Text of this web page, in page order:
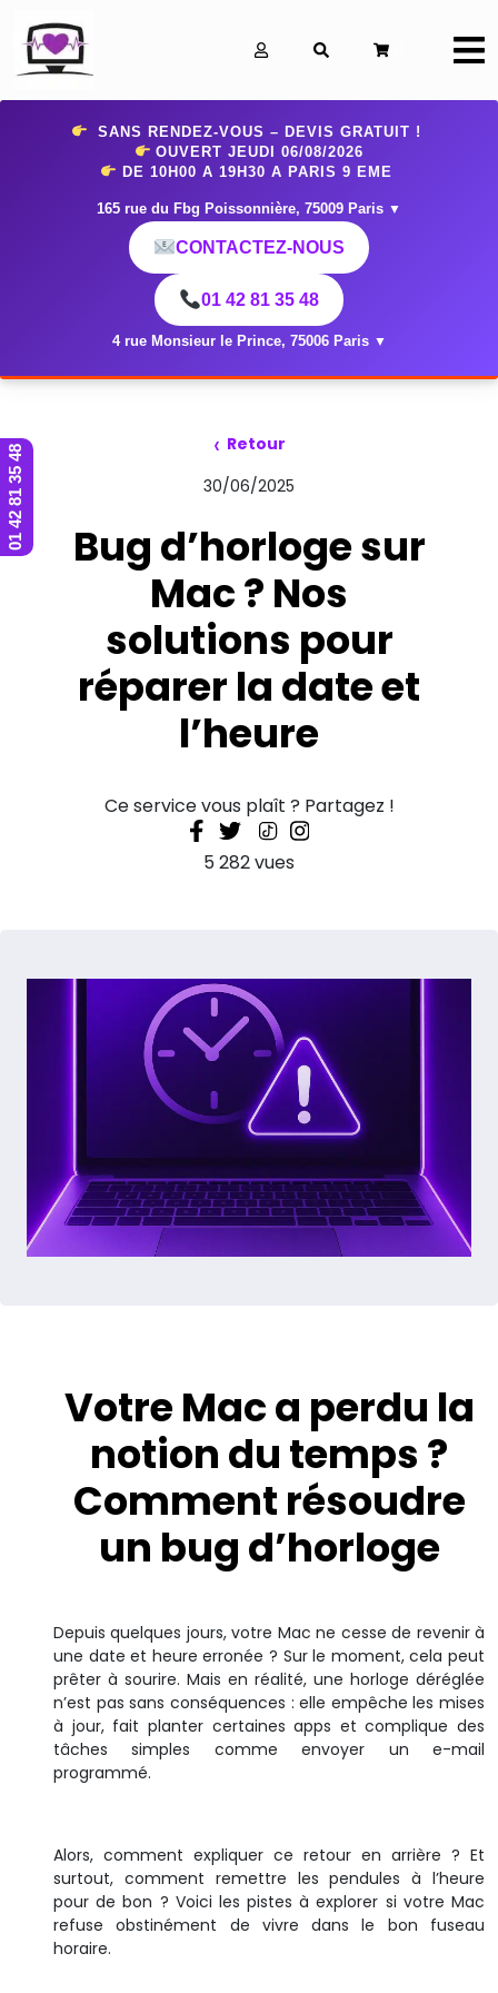
SANS RENDEZ-VOUS – DEVIS GRATUIT !
OUVERT JEUDI 06/08/2026
DE 10H00 A 19H30 A PARIS 9 EME
165 rue du Fbg Poissonnière, 75009 Paris ▼
CONTACTEZ-NOUS
01 42 81 35 48
4 rue Monsieur le Prince, 75006 Paris ▼
‹ Retour
30/06/2025
Bug d’horloge sur
Mac ? Nos
solutions pour
réparer la date et
l’heure
Ce service vous plaît ? Partagez !
5 282 vues
Votre Mac a perdu la
notion du temps ?
Comment résoudre
un bug d’horloge
Depuis quelques jours, votre Mac ne cesse de revenir à
une date et heure erronée ? Sur le moment, cela peut
prêter à sourire. Mais en réalité, une horloge déréglée
n’est pas sans conséquences : elle empêche les mises
à jour, fait planter certaines apps et complique des
tâches simples comme envoyer un e-mail
programmé.
Alors, comment expliquer ce retour en arrière ? Et
surtout, comment remettre les pendules à l’heure
pour de bon ? Voici les pistes à explorer si votre Mac
refuse obstinément de vivre dans le bon fuseau
horaire.
01 42 81 35 48